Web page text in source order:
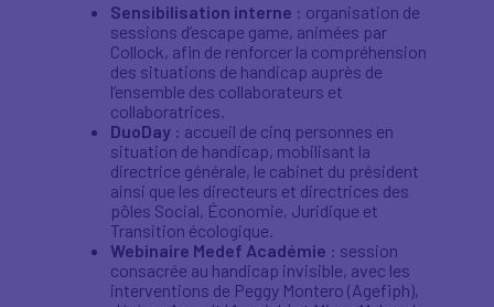
Sensibilisation interne : organisation de
sessions d’escape game, animées par
Collock, afin de renforcer la compréhension
des situations de handicap auprès de
l’ensemble des collaborateurs et
collaboratrices.
DuoDay : accueil de cinq personnes en
situation de handicap, mobilisant la
directrice générale, le cabinet du président
ainsi que les directeurs et directrices des
pôles Social, Économie, Juridique et
Transition écologique.
Webinaire Medef Académie : session
consacrée au handicap invisible, avec les
interventions de Peggy Montero (Agefiph),